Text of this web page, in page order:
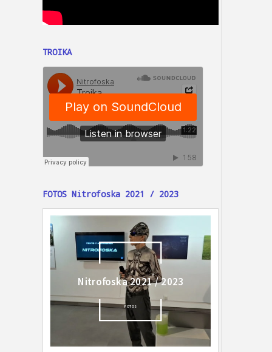
TROIKA
FOTOS Nitrofoska 2021 / 2023